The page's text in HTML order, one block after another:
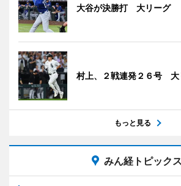
大谷が決勝打 大リーグ
村上、２戦連発２６号 大
もっと見る
みん経トピックス